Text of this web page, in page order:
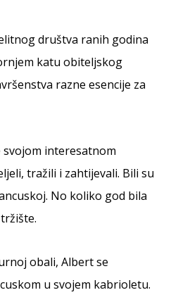
društva ranih godina
katu obiteljskog
razne esencije za
interesatnom
tražili i zahtijevali. Bili su
No koliko god bila
obali, Albert se
u svojem kabrioletu.